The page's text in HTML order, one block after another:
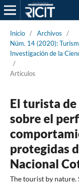
Inicio / Archivos
/
Núm. 14 (2020):
Investigación de la
/
Artículos
El turista
sobre el
protegidas
Nacional
The tourist by